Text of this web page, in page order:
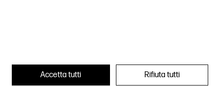
Accetta tutti Rifiuta tutti